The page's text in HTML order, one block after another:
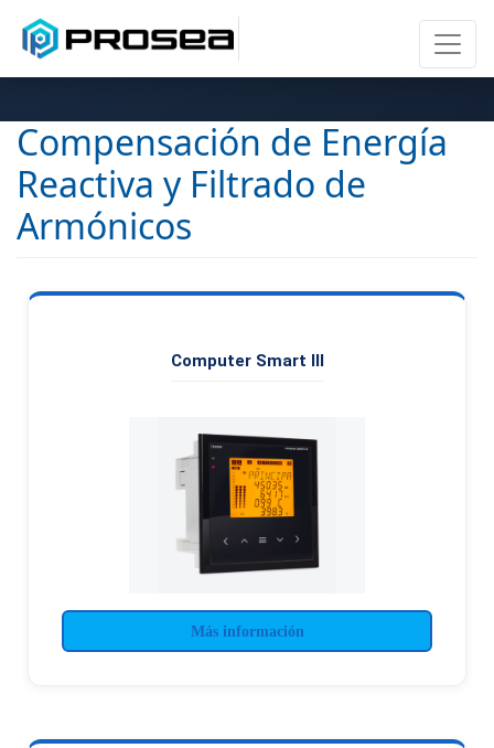
Compensación de Energía
Reactiva y Filtrado de
Armónicos
Computer Smart III
Más información